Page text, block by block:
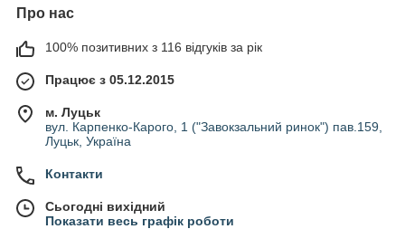
Про нас
100% позитивних з 116 відгуків за рік
Працює з 05.12.2015
м. Луцьк
вул. Карпенко-Карого, 1 ("Завокзальний ринок") пав.159,
Луцьк, Україна
Контакти
Сьогодні вихідний
Показати весь графік роботи